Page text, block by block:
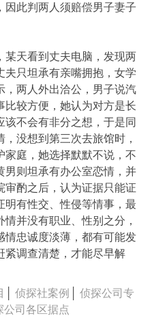
因此判两人须赔偿男子妻子
某天看到丈夫电脑，发现两
夫只坦承有亲嘴拥抱，女学
，两人外出洽公，男子说汽
比较方便，她认为对方是长
不会有非分之想，于是同
没想到第三次去旅馆时，
家庭，她选择默默不说，不
男则坦承有办公室恋情，并
审酌之后，认为证据只能证
明有性交、性侵等情事，最
并没有职业、性别之分，
情忠诚度淡薄，都有可能发
紧调查清楚，才能尽早解
│侦探社案例 │侦探公司专
公司各区据点